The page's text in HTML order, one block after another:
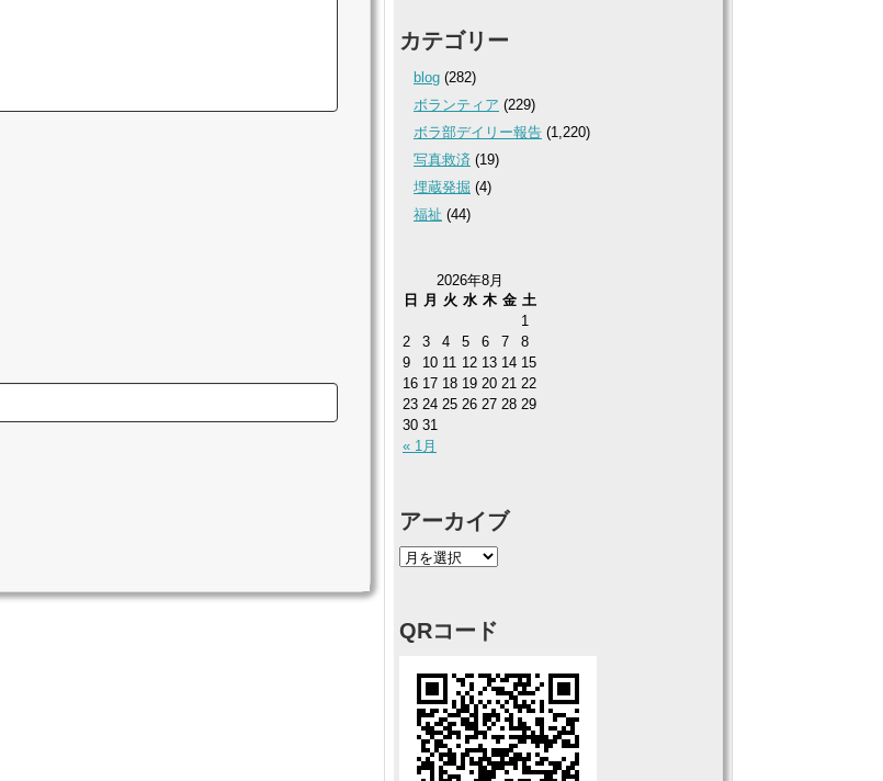
カテゴリー
blog (282)
ボランティア (229)
ボラ部デイリー報告 (1,220)
写真救済 (19)
埋蔵発掘 (4)
福祉 (44)
2026年8月
日
月 火 水 木 金 土
« 1月
1
2
3 4 5 6 7
8
9
10 11 12 13 14 15
16 17 18 19 20 21 22
23 24 25 26 27 28 29
30 31
アーカイブ
QRコード